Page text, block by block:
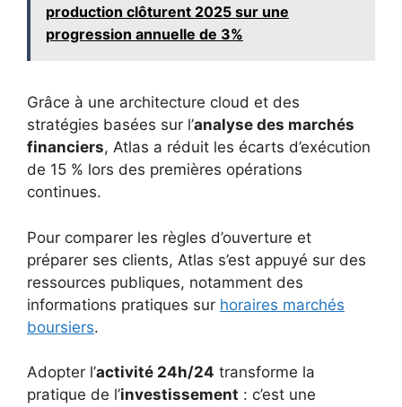
production clôturent 2025 sur une
progression annuelle de 3%
Grâce à une architecture cloud et des
stratégies basées sur l’analyse des marchés
financiers, Atlas a réduit les écarts d’exécution
de 15 % lors des premières opérations
continues.
Pour comparer les règles d’ouverture et
préparer ses clients, Atlas s’est appuyé sur des
ressources publiques, notamment des
informations pratiques sur horaires marchés
boursiers.
Adopter l’activité 24h/24 transforme la
pratique de l’investissement : c’est une